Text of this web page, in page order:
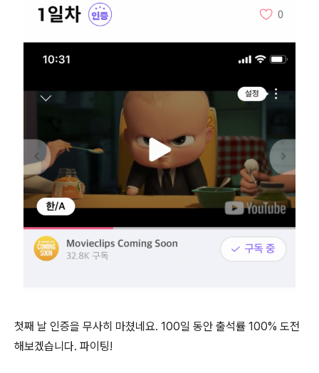
첫째 날 인증을 무사히 마쳤네요. 100일 동안 출석률 100% 도전
해보겠습니다. 파이팅!